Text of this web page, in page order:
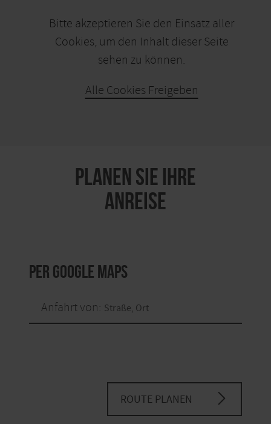
Bitte akzeptieren Sie den Einsatz aller
Cookies, um den Inhalt dieser Seite
sehen zu können.
Alle Cookies Freigeben
PLANEN SIE IHRE
ANREISE
per Google Maps
Anfahrt von:
ROUTE PLANEN